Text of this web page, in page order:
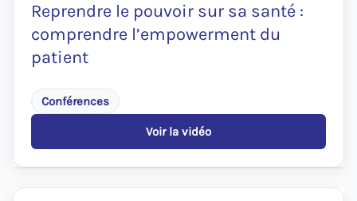
Reprendre le pouvoir sur sa santé :
comprendre l’empowerment du
patient
Conférences
Voir la vidéo
:
Reprendre
le